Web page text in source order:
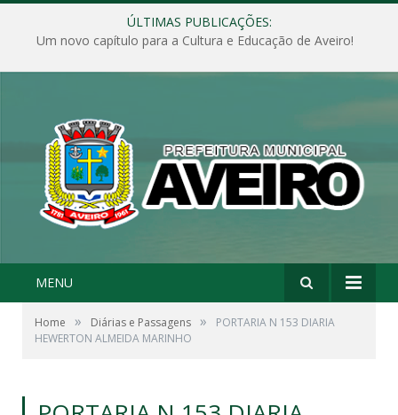
ÚLTIMAS PUBLICAÇÕES:
Um novo capítulo para a Cultura e Educação de Aveiro!
MENU
Home » Diárias e Passagens »
PORTARIA N 153 DIARIA
HEWERTON ALMEIDA MARINHO